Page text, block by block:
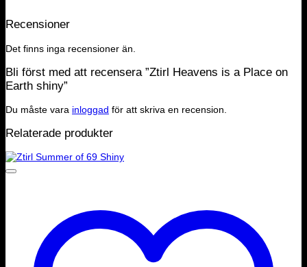
Recensioner
Det finns inga recensioner än.
Bli först med att recensera ”Ztirl Heavens is a Place on
Earth shiny”
Du måste vara inloggad för att skriva en recension.
Relaterade produkter